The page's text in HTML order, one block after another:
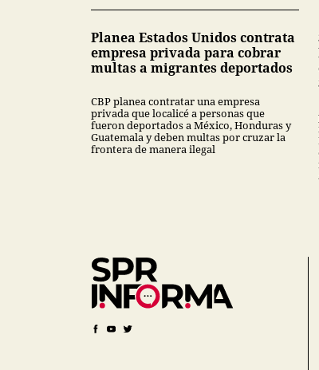
Planea Estados Unidos contrata
empresa privada para cobrar
multas a migrantes deportados
CBP planea contratar una empresa
privada que localicé a personas que
fueron deportados a México, Honduras y
Guatemala y deben multas por cruzar la
frontera de manera ilegal